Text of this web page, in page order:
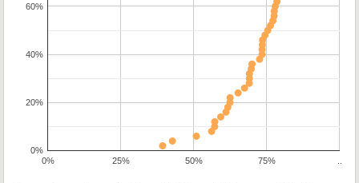
0% 25% 50% 75%
0%
20%
40%
60%